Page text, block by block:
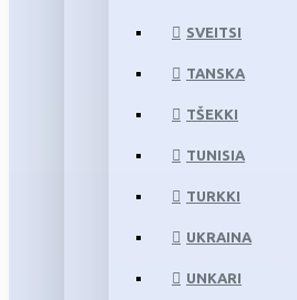
SVEITSI
TANSKA
TŠEKKI
TUNISIA
TURKKI
UKRAINA
UNKARI